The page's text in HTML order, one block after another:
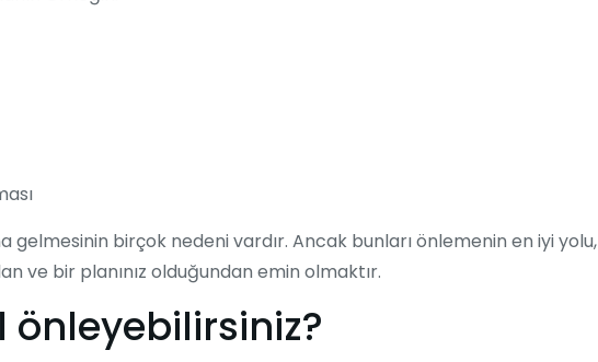
gelmesinin birçok nedeni vardır. Ancak bunları önlemenin en iyi yolu,
ve bir planınız olduğundan emin olmaktır.
önleyebilirsiniz?